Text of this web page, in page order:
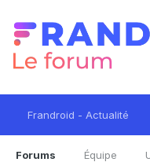
Frandroid - Actualité
Forums Équipe